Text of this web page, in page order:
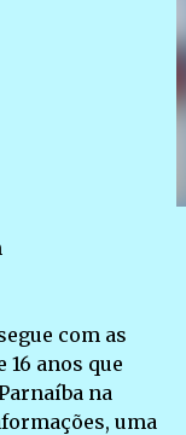
com as
16 anos que
na
uma